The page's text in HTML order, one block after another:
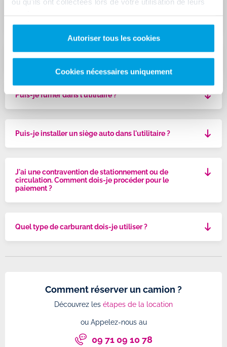
Autoriser tous les cookies
Cookies nécessaires uniquement
Norme antipollution et AdBlue
Puis-je fumer dans l'utilitaire ?
Puis-je installer un siège auto dans l'utilitaire ?
J'ai une contravention de stationnement ou de
circulation. Comment dois-je procéder pour le
paiement ?
Quel type de carburant dois-je utiliser ?
Comment réserver un camion ?
Découvrez les étapes de la location
ou Appelez-nous au
09 71 09 10 78